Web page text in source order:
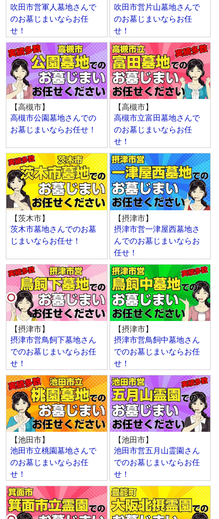
吹田市営軍人墓地さんで
のお墓じまいならお任
せ！
吹田市営片山墓地さんで
のお墓じまいならお任
せ！
【高槻市】
高槻市公園墓地さんでの
お墓じまいならお任せ！
【高槻市】
高槻市立富田墓地さんで
のお墓じまいならお任
せ！
【茨木市】
茨木市墓地さんでのお墓
じまいならお任せ！
【摂津市】
摂津市営一津屋西墓地さ
んでのお墓じまいならお
任せ！
【摂津市】
摂津市営鳥飼下墓地さん
でのお墓じまいならお任
せ！
【摂津市】
摂津市営鳥飼中墓地さん
でのお墓じまいならお任
せ！
【池田市】
池田市立桃園墓地さんで
のお墓じまいならお任
せ！
【池田市】
池田市営五月山霊園さん
でのお墓じまいならお任
せ！